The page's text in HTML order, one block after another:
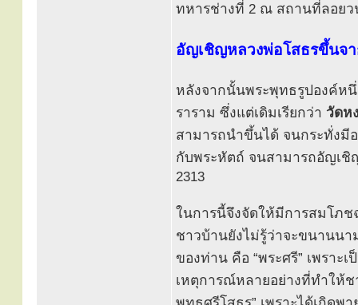
ทหารช่างที่ 2 ณ สถานที่ลอยว
อัญเชิญหลวงพ่อโสธรขึ้นจ
หลังจากนั้นพระพุทธรูปองค์ห
ราราม ซึ่งแต่เดิมเรียกว่า วัดห
สามารถนำขึ้นได้ จนกระทั่งมี
กับพระหัตถ์ จนสามารถอัญเชิ
2313
ในการนี้จึงจัดให้มีการสมโภช
ชาวบ้านยังไม่รู้ว่าจะขนานนา
ของท่าน คือ “พระศรี” เพรา
เหตุการณ์หลายอย่างที่ทำให้